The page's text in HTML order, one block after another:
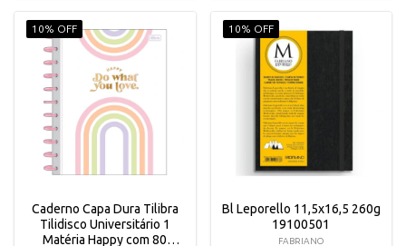
10% OFF
Caderno Capa Dura Tilibra
Tilidisco Universitário 1
Matéria Happy com 80
10% OFF
Bl Leporello 11,5x16,5 260g
19100501
FABRIANO